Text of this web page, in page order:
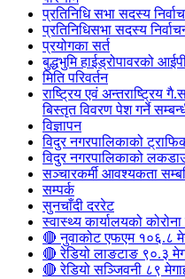
प्रतिनिधि सभा सदस्य
प्रतिनिधिसभा सदस्य
प्रयोगका सर्त
बुद्धभुमि हाईड्रोपावरको
मिति परिवर्तन
राष्ट्रिय एवं अन्तराष्ट्रिय
बिस्तृत विवरण पेश गर्ने
विज्ञापन
विदुर नगरपालिकाको
विदुर नगरपालिकाको
सञ्चारकर्मी आवश्यकता
सम्पर्क
सुनचाँदी दररेट
स्वास्थ्य कार्यालयको
🔴 नुवाकोट एफएम १०६.८
🔴 रेडियो लाङटाङ ९०.३
🔴 रेडियो सञ्जिवनी ८९